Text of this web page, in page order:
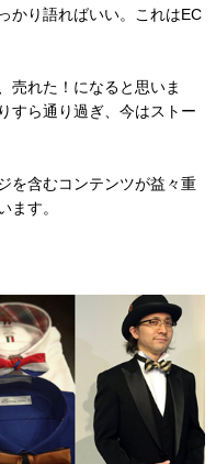
かり語ればいい。これはEC
売れた！になると思いま
すら通り過ぎ、今はストー
を含むコンテンツが益々重
ます。